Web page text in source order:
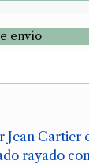
envío
Jean Cartier
rayado